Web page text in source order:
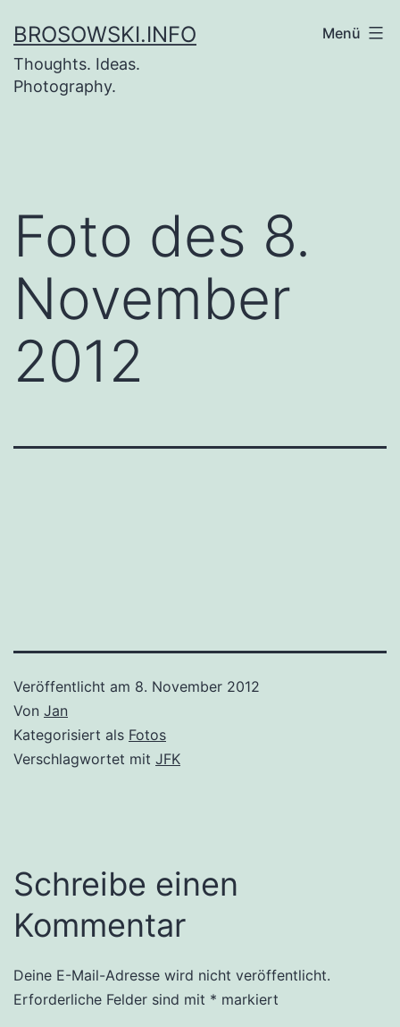
Inhalt
springen
BROSOWSKI.INFO
Thoughts. Ideas.
Photography.
Menü
Foto des 8.
November
2012
Veröffentlicht am 8. November 2012
Von Jan
Kategorisiert als Fotos
Verschlagwortet mit JFK
Schreibe einen
Kommentar
Deine E-Mail-Adresse wird nicht veröffentlicht.
Erforderliche Felder sind mit * markiert